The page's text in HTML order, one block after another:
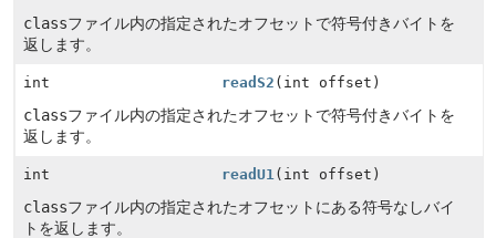
classファイル内の指定されたオフセットで符号付きバイトを
返します。
int readS2 (int offset)
classファイル内の指定されたオフセットで符号付きバイトを
返します。
int readU1(int offset)
classファイル内の指定されたオフセットにある符号なしバイ
トを返します。